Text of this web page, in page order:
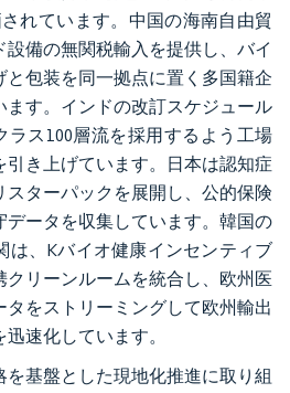
れています。中国の海南自由貿
備の無関税輸入を提供し、バイ
包装を同一拠点に置く多国籍企
す。インドの改訂スケジュール
ラス100層流を採用するよう工場
き上げています。日本は認知症
ターパックを展開し、公的保険
データを収集しています。韓国の
は、Kバイオ健康インセンティブ
クリーンルームを統合し、欧州医
をストリーミングして欧州輸出
速化しています。
基盤とした現地化推進に取り組